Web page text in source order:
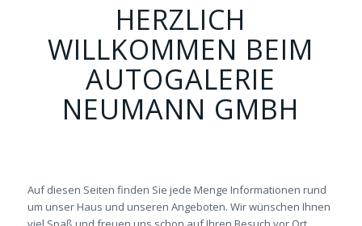
HERZLICH
WILLKOMMEN BEIM
AUTOGALERIE
NEUMANN GMBH
Auf diesen Seiten finden Sie jede Menge Informationen rund
um unser Haus und unseren Angeboten. Wir wünschen Ihnen